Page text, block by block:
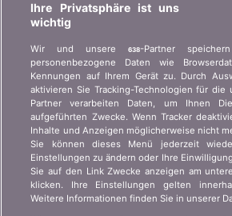
BONUS.CH
Wer ist bonus.ch? Wie funktionieren
Presseanfragen, Partnerschaften,
Wer sind wir?
Kontakt
Werbung
Beitritt / Partnerschaft
Presse
45
Ihre Privatsphäre ist uns
wichtig
Wir und unsere638-Partner
personenbezogene Daten wie
Kennungen auf Ihrem Gerät zu. Durch
aktivieren Sie Tracking-Technologien für die
Partner verarbeiten Daten, um Ihnen
aufgeführten Zwecke. Wenn Tracker
Inhalte und Anzeigen möglicherweise nicht
Sie können dieses Menü jederzeit
Einstellungen zu ändern oder Ihre
Sie auf den Link Zwecke anzeigen am
klicken. Ihre Einstellungen gelten
Weitere Informationen finden Sie in unserer